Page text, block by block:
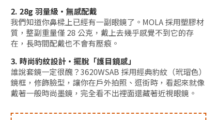
2. 28g 羽量級・無感配戴
我們知道你鼻樑上已經有一副眼鏡了。MOLA 採用塑膠材
質，整副重量僅 28 公克，戴上去幾乎感覺不到它的存
在，長時間配戴也不會有壓痕。
3. 時尚豹紋設計・擺脫「護目鏡感」
誰說套鏡一定很醜？3620WSAB 採用經典豹紋（玳瑁色）
鏡框，修飾臉型，讓你在戶外拍照、逛街時，看起來就像
戴著一般時尚墨鏡，完全看不出裡面還藏著近視眼鏡。